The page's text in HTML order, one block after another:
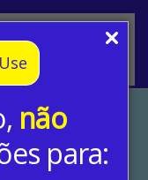
não
para: